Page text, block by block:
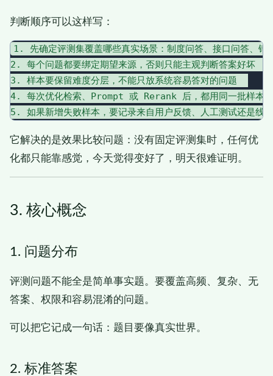
判断顺序可以这样写：
1. 先确定评测集覆盖哪些真实场景：制度问答、接口问答、
2. 每个问题都要绑定期望来源，否则只能主观判断答案好坏
3. 样本要保留难度分层，不能只放系统容易答对的问题
4. 每次优化检索、Prompt 或 Rerank 后，都用同一批样
它解决的是效果比较问题：没有固定评测集时，任何优
化都只能靠感觉，今天觉得变好了，明天很难证明。
3. 核心概念
1. 问题分布
评测问题不能全是简单事实题。要覆盖高频、复杂、无
答案、权限和容易混淆的问题。
可以把它记成一句话：题目要像真实世界。
2. 标准答案